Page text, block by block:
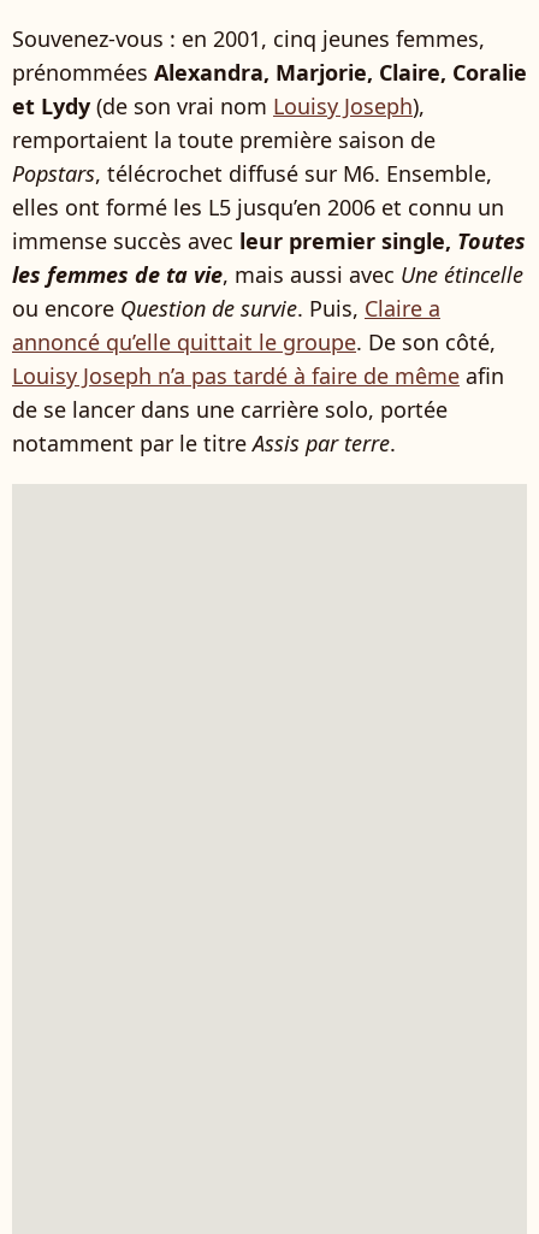
Souvenez-vous : en 2001, cinq jeunes femmes,
prénommées Alexandra, Marjorie, Claire, Coralie
et Lydy (de son vrai nom Louisy Joseph),
remportaient la toute première saison de
Popstars, télécrochet diffusé sur M6. Ensemble,
elles ont formé les L5 jusqu’en 2006 et connu un
immense succès avec leur premier single, Toutes
les femmes de ta vie, mais aussi avec Une étincelle
ou encore Question de survie. Puis, Claire a
annoncé qu’elle quittait le groupe. De son côté,
Louisy Joseph n’a pas tardé à faire de même afin
de se lancer dans une carrière solo, portée
notamment par le titreAssis par terre.